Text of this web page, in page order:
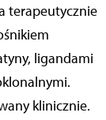
terapeutycznie
ligandami
klinicznie.